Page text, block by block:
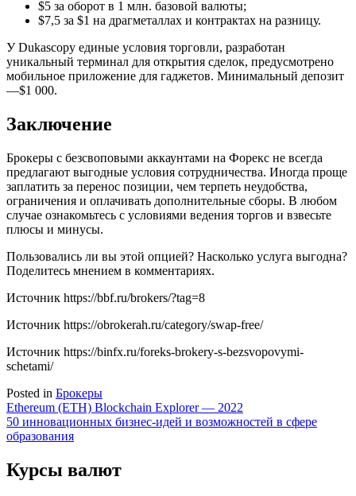
$5 за оборот в 1 млн. базовой валюты;
$7,5 за $1 на драгметаллах и контрактах на разницу.
У Dukascopy единые условия торговли, разработан
уникальный терминал для открытия сделок, предусмотрено
мобильное приложение для гаджетов. Минимальный депозит
—$1 000.
Заключение
Брокеры с безсвоповыми аккаунтами на Форекс не всегда
предлагают выгодные условия сотрудничества. Иногда проще
заплатить за перенос позиции, чем терпеть неудобства,
ограничения и оплачивать дополнительные сборы. В любом
случае ознакомьтесь с условиями ведения торгов и взвесьте
плюсы и минусы.
Пользовались ли вы этой опцией? Насколько услуга выгодна?
Поделитесь мнением в комментариях.
Источник https://bbf.ru/brokers/?tag=8
Источник https://obrokerah.ru/category/swap-free/
Источник https://binfx.ru/foreks-brokery-s-bezsvopovymi-
schetami/
Posted in Брокеры
Навигация
по
Ethereum (ETH) Blockchain Explorer — 2022
50 инновационных бизнес-идей и возможностей в сфере
образования
Курсы валют